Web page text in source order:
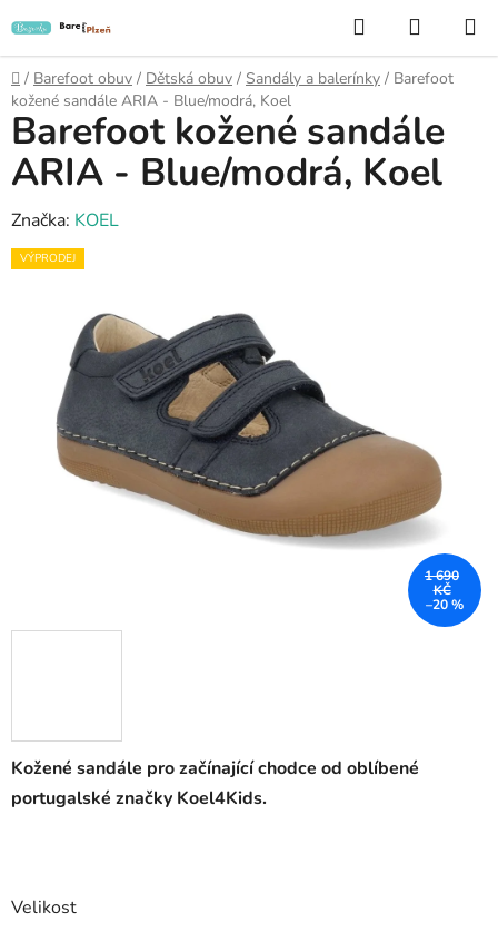
na
obsah
Hledat
KOŠÍK
Domů
/ Barefoot obuv / Dětská obuv / Sandály a balerínky / Barefoot
kožené sandále ARIA - Blue/modrá, Koel
Kožené sandále pro začínající chodce od oblíbené
portugalské značky Koel4Kids.
Velikost
Barefoot kožené sandále
ARIA - Blue/modrá, Koel
Značka: KOEL
VÝPRODEJ
1 690
KČ
–20 %